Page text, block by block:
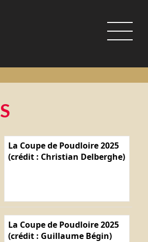
La Coupe de Poudloire 2025
(crédit : Christian Delberghe)
La Coupe de Poudloire 2025
(crédit : Guillaume Bégin)